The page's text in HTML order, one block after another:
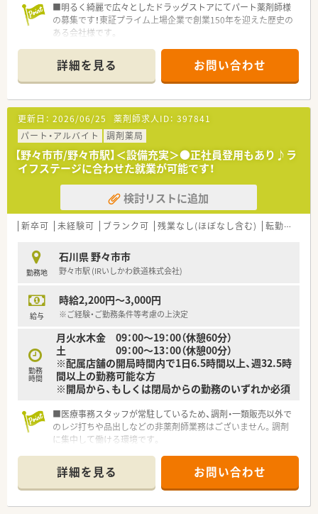
■明るく綺麗で広々としたドラッグストアにてパート薬剤師様
の募集です！東証プライム上場企業で創業150年を迎えた歴史の
ある会社様です。
詳細を見る お問い合わせ
更新日： 2026/06/25 薬剤師求人ID： 397841
パート・アルバイト
調剤薬局
【野々市市/野々市駅】＜設備充実＞●正社員登用もあり♪ラ
イフステージに合わせた就業が可能です！
検討リストに追加
新卒可 未経験可 ブランク可 残業なし(ほぼなし含む) 転勤なし
勤務地
石川県 野々市市
野々市駅 (IRいしかわ鉄道株式会社)
給与
時給2,200円～3,000円
※ご経験・ご勤務条件等考慮の上決定
勤務
時間
月火水木金 09：00～19：00（休憩60分）
土 09：00～13：00（休憩00分）
※配属店舗の開局時間内で1日6.5時間以上、週32.5時
間以上の勤務可能な方
※開局から、もしくは閉局からの勤務のいずれか必須
■医療事務スタッフが常駐しているため、調剤・一類販売以外で
のレジ打ちや品出しなどの非薬剤師業務はございません。調剤
に集中して働ける環境です。
詳細を見る お問い合わせ